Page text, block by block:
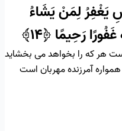
يَغْفِرُ لِمَنْ يَشَاءُ
رَحِيمًا ﴿۱۴﴾
هر كه را بخواهد مى ‏بخشايد
آمرزنده مهربان است